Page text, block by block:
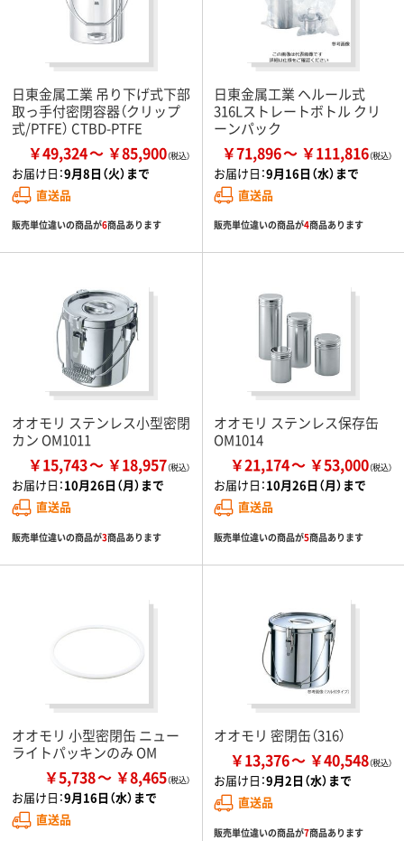
日東金属工業 吊り下げ式下部
取っ手付密閉容器（クリップ
式/PTFE） CTBD-PTFE
￥49,324 ￥85,900
お届け日：9月8日（火）まで
直送品
販売単位違いの商品が6商品あります
日東金属工業 ヘルール式
316Lストレートボトル クリ
ーンパック
￥71,896 ￥111,816
お届け日：9月16日（水）まで
直送品
販売単位違いの商品が4商品あります
オオモリ ステンレス小型密閉
カン OM1011
￥15,743 ￥18,957
お届け日：10月26日（月）まで
直送品
販売単位違いの商品が3商品あります
オオモリ ステンレス保存缶
OM1014
￥21,174 ￥53,000
お届け日：10月26日（月）まで
直送品
販売単位違いの商品が5商品あります
オオモリ 小型密閉缶 ニュー
ライトパッキンのみ OM
￥5,738 ￥8,465
お届け日：9月16日（水）まで
直送品
オオモリ 密閉缶（316）
￥13,376 ￥40,548
お届け日：9月2日（水）まで
直送品
販売単位違いの商品が7商品あります